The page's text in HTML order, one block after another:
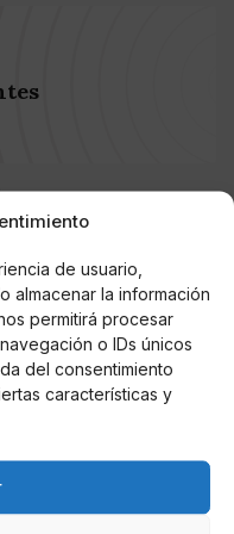
de usuario,
almacenar la información
permitirá procesar
o IDs únicos
del consentimiento
características y
Online en
Casinos
con Bitcoin y
Argentina 2025
con
en México 2025